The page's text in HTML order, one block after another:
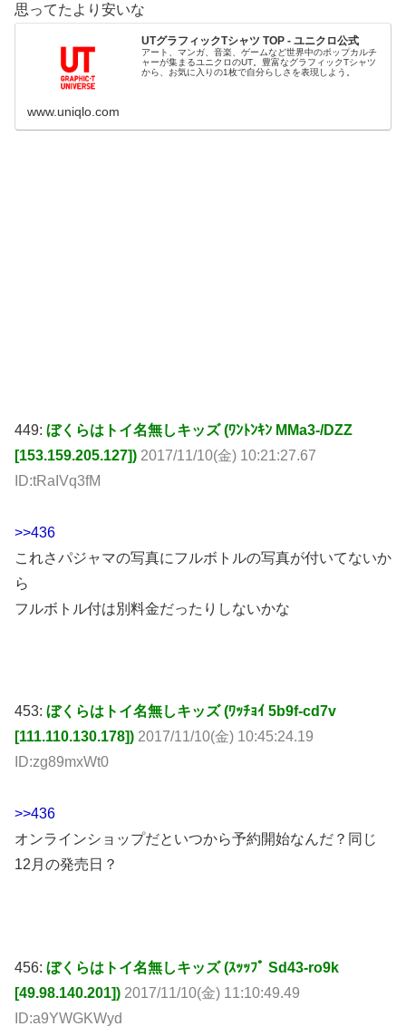
思ってたより安いな
UTグラフィックTシャツ TOP - ユニクロ公式
アート、マンガ、音楽、ゲームなど世界中のポップカルチ
ャーが集まるユニクロのUT。豊富なグラフィックTシャツ
から、お気に入りの1枚で自分らしさを表現しよう。
www.uniqlo.com
449: ぼくらはトイ名無しキッズ (ﾜﾝﾄﾝｷﾝ MMa3-/DZZ
[153.159.205.127]) 2017/11/10(金) 10:21:27.67
ID:tRaIVq3fM
>>436
これさパジャマの写真にフルボトルの写真が付いてないか
ら
フルボトル付は別料金だったりしないかな
453: ぼくらはトイ名無しキッズ (ﾜｯﾁｮｲ 5b9f-cd7v
[111.110.130.178]) 2017/11/10(金) 10:45:24.19
ID:zg89mxWt0
>>436
オンラインショップだといつから予約開始なんだ？同じ
12月の発売日？
456: ぼくらはトイ名無しキッズ (ｽｯｯﾌﾟ Sd43-ro9k
[49.98.140.201]) 2017/11/10(金) 11:10:49.49
ID:a9YWGKWyd